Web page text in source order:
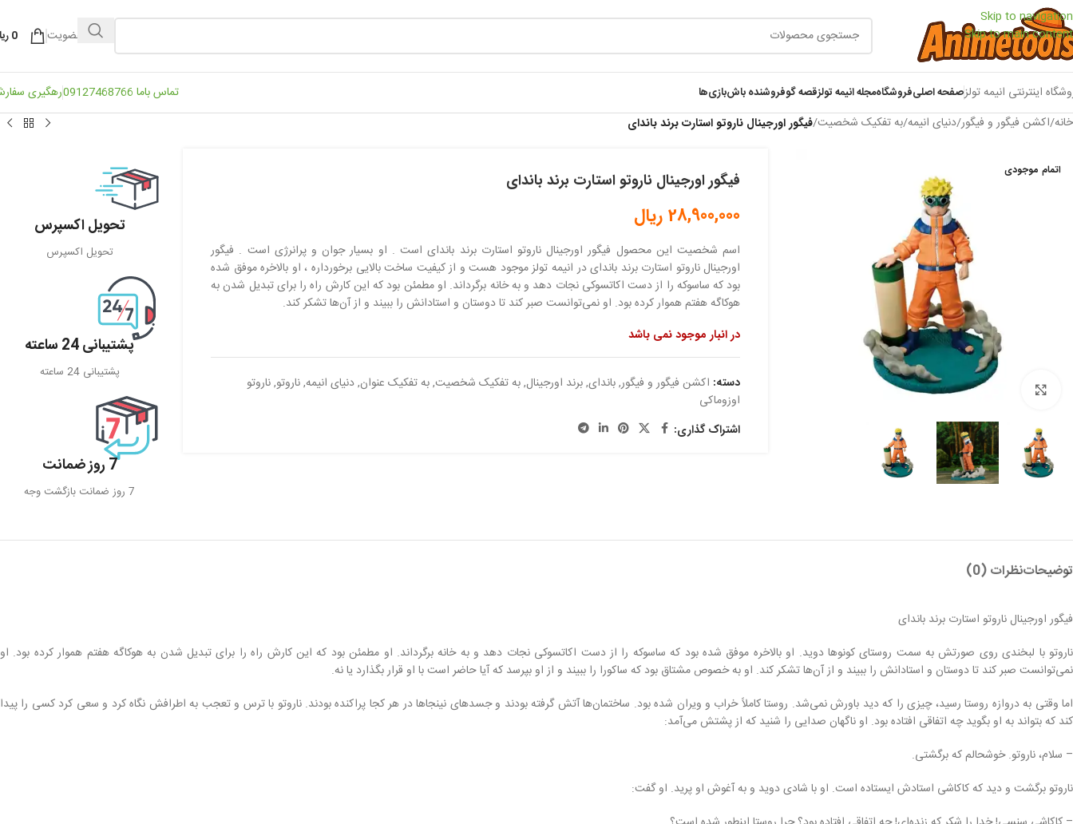
Skip to navigation
Skip to main content
ورود / عضویت 0
اینترنتی انیمه تولزصفحه اصلیفروشگاهمجله انیمه تولزقصه گوفروشنده باشبازی‌ها تماس باما 09127468766
رهگیری
خانه/اکشن فیگور و فیگور/دنیای انیمه/به تفکیک شخصیت/فیگور اورجینال ناروتو استارت برند باندای
اتمام موجودی
بزرگنمایی تصویر
فیگور اورجینال ناروتو استارت برند باندای
28,900,000 ریال
اسم شخصیت این محصول فیگور اورجینال ناروتو استارت برند باندای است . او بسیار جوان و پرانرژی است . فیگور
اورجینال ناروتو استارت برند باندای در انیمه تولز موجود هست و از کیفیت ساخت بالایی برخورداره ، او بالاخره موفق شده
بود که ساسوکه را از دست اکاتسوکی نجات دهد و به خانه برگرداند. او مطمئن بود که این کارش راه را برای تبدیل شدن به
هوکاگه هفتم هموار کرده بود. او نمی‌توانست صبر کند تا دوستان و استادانش را ببیند و از آن‌ها تشکر کند.
در انبار موجود نمی باشد
دسته: اکشن فیگور و فیگور,باندای,برند اورجینال,به تفکیک شخصیت,به تفکیک عنوان,دنیای انیمه,ناروتو,ناروتو
اوزوماکی
اشتراک گذاری:
تحویل اکسپرس
تحویل اکسپرس
پشتیبانی 24 ساعته
پشتیبانی 24 ساعته
7 روز ضمانت
7 روز ضمانت بازگشت وجه
توضیحاتنظرات (0)
فیگور اورجینال ناروتو استارت برند باندای
ناروتو با لبخندی روی صورتش به سمت روستای کونوها دوید. او بالاخره موفق شده بود که ساسوکه را از دست اکاتسوکی نجات دهد و به خانه برگرداند. او مطمئن بود که این کارش راه را برای تبدیل شدن به هوکاگه هفتم هموار کرده بود. او
نمی‌توانست صبر کند تا دوستان و استادانش را ببیند و از آن‌ها تشکر کند. او به خصوص مشتاق بود که ساکورا را ببیند و از او بپرسد که آیا حاضر است با او قرار بگذارد یا نه.
اما وقتی به دروازه روستا رسید، چیزی را که دید باورش نمی‌شد. روستا کاملاً خراب و ویران شده بود. ساختمان‌ها آتش گرفته بودند و جسد‌های نینجاها در هر کجا پراکنده بودند. ناروتو با ترس و تعجب به اطرافش نگاه کرد و سعی کرد کسی را پیدا
کند که بتواند به او بگوید چه اتفاقی افتاده بود. او ناگهان صدایی را شنید که از پشتش می‌آمد:
– سلام، ناروتو. خوشحالم که برگشتی.
ناروتو برگشت و دید که کاکاشی استادش ایستاده است. او با شادی دوید و به آغوش او پرید. او گفت: